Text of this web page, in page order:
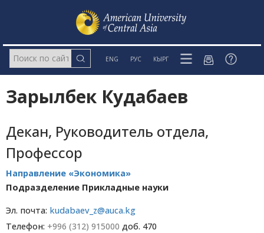
ENG РУС КЫРГ
Зарылбек Кудабаев
Декан, Руководитель отдела,
Профессор
Направление «Экономика»
Подразделение Прикладные науки
Эл. почта: kudabaev_z@auca.kg
Телефон: +996 (312) 915000 доб. 470